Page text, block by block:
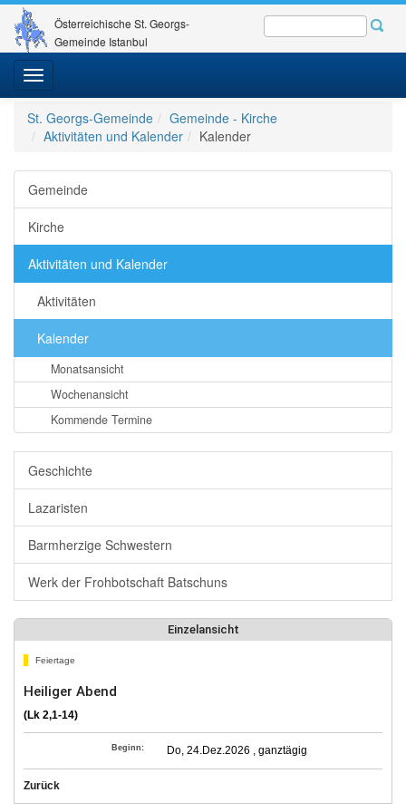
Österreichische St. Georgs-
Gemeinde Istanbul
Toggle
navigation
St. Georgs-Gemeinde
Gemeinde - Kirche
Aktivitäten und Kalender
Kalender
Gemeinde
Kirche
Aktivitäten und Kalender
Aktivitäten
Kalender
Monatsansicht
Wochenansicht
Kommende Termine
Geschichte
Lazaristen
Barmherzige Schwestern
Werk der Frohbotschaft Batschuns
Einzelansicht
Feiertage
Heiliger Abend
(Lk 2,1-14)
Beginn: Do, 24.Dez.2026 , ganztägig
Zurück